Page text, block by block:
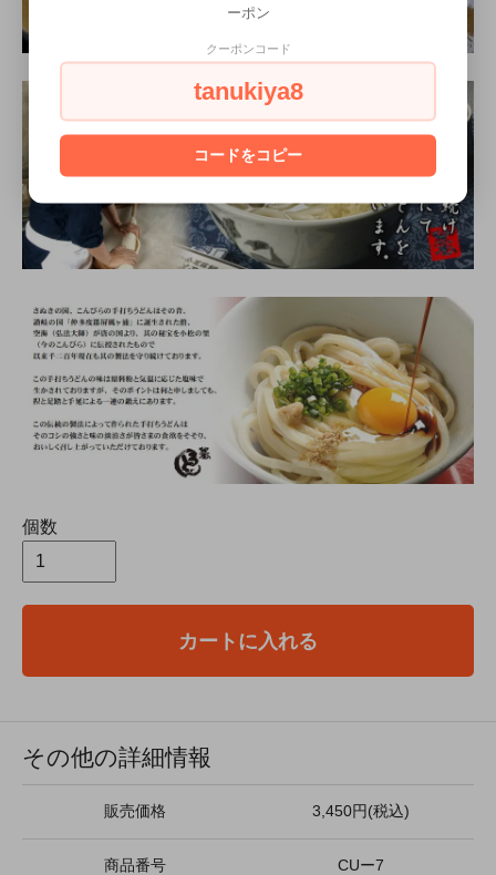
個数
カートに入れる
その他の詳細情報
販売価格 3,450円(税込)
商品番号 CUー7
ーポン
クーポンコード
tanukiya8
コードをコピー